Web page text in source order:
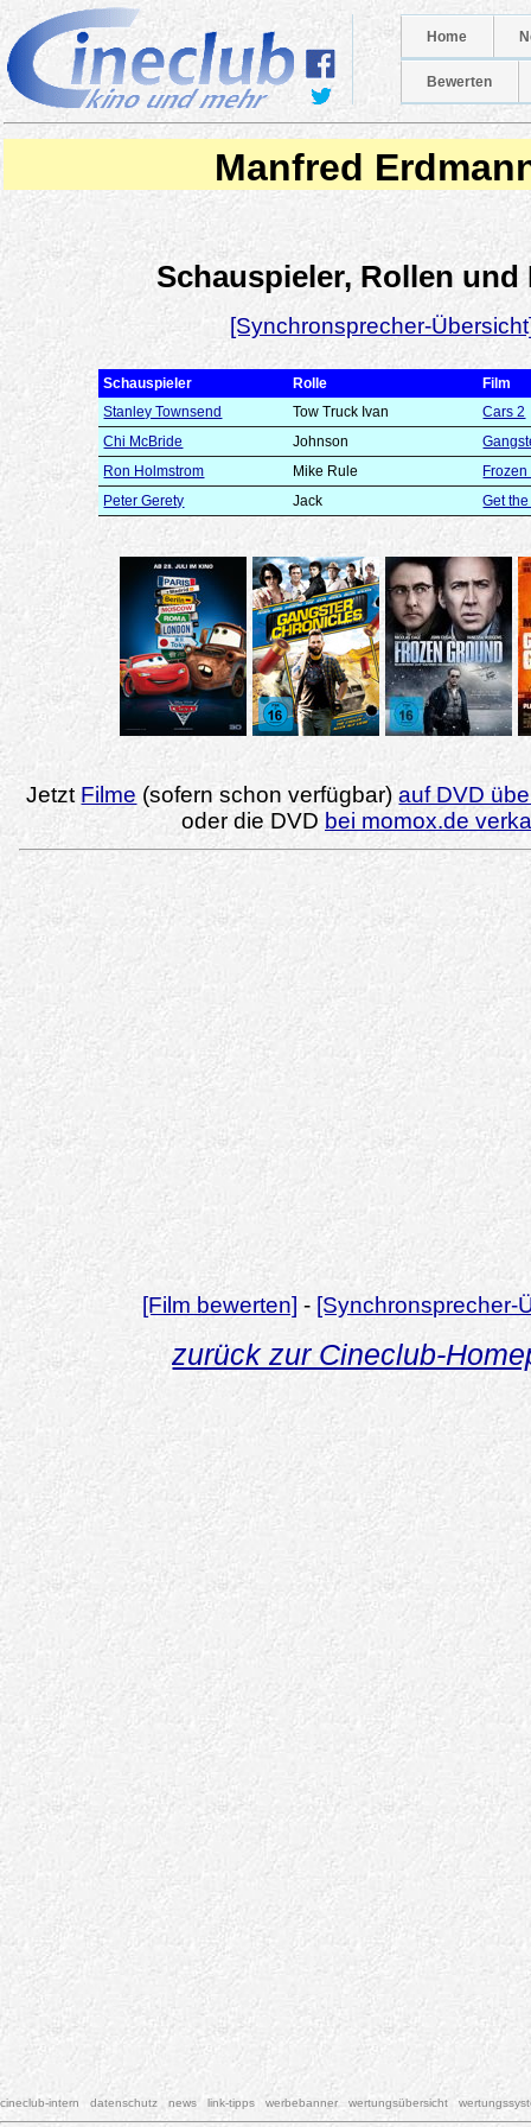
Home
Bewerten
Manfred
Schauspieler, Rollen und
[Synchronsprecher-
Schauspieler Rolle
Film
Stanley Townsend
Tow Truck Ivan
Cars 2
Chi McBride
Johnson
Ron Holmstrom
Mike Rule
Peter Gerety
Jack Get
Jetzt Filme (sofern schon verfügbar)auf DVD
oder die DVD bei momox.de
[Film bewerten] - [Synchronsprecher-
zurück zur Cineclub-
cineclub-intern datenschutz news link-tipps werbebanner wertungsübersicht